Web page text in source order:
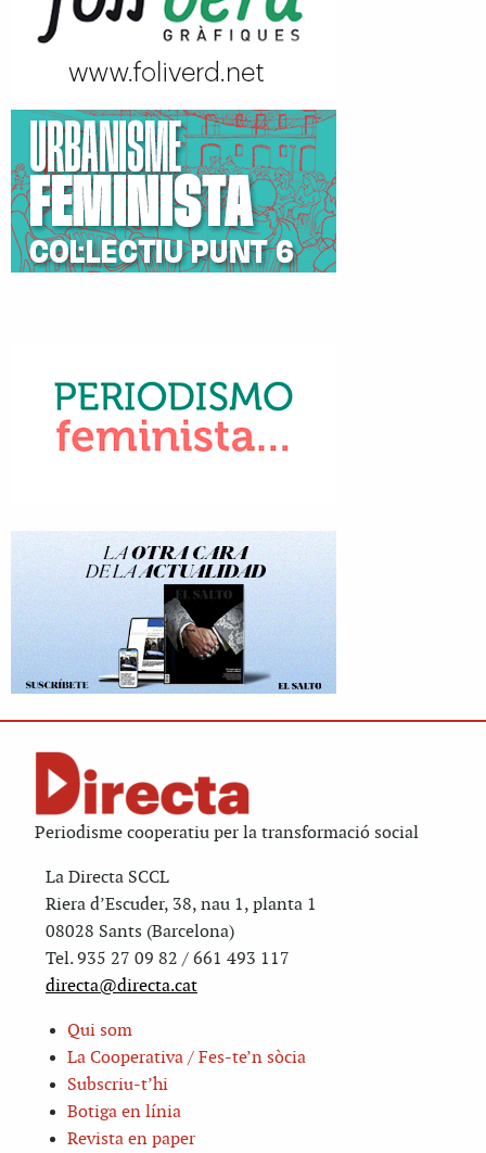
Periodisme cooperatiu per la transformació social
La Directa SCCL
Riera d’Escuder, 38, nau 1, planta 1
08028 Sants (Barcelona)
Tel. 935 27 09 82 / 661 493 117
directa@directa.cat
Qui som
La Cooperativa / Fes-te’n sòcia
Subscriu-t’hi
Botiga en línia
Revista en paper